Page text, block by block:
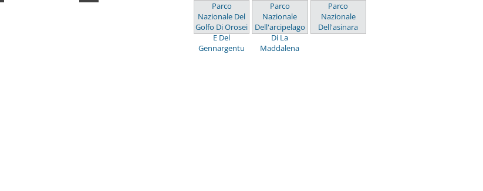
Parco
Nazionale Del
Golfo Di Orosei
E Del
Gennargentu
Parco
Nazionale
Dell'arcipelago
Di La
Maddalena
Parco
Nazionale
Dell'asinara